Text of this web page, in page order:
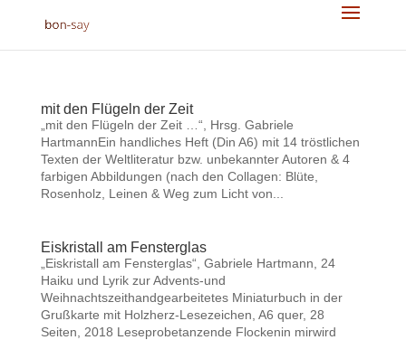
mit den Flügeln der Zeit
„mit den Flügeln der Zeit …“, Hrsg. Gabriele
HartmannEin handliches Heft (Din A6) mit 14 tröstlichen
Texten der Weltliteratur bzw. unbekannter Autoren & 4
farbigen Abbildungen (nach den Collagen: Blüte,
Rosenholz, Leinen & Weg zum Licht von...
Eiskristall am Fensterglas
„Eiskristall am Fensterglas“, Gabriele Hartmann, 24
Haiku und Lyrik zur Advents-und
Weihnachtszeithandgearbeitetes Miniaturbuch in der
Grußkarte mit Holzherz-Lesezeichen, A6 quer, 28
Seiten, 2018 Leseprobetanzende Flockenin mirwird